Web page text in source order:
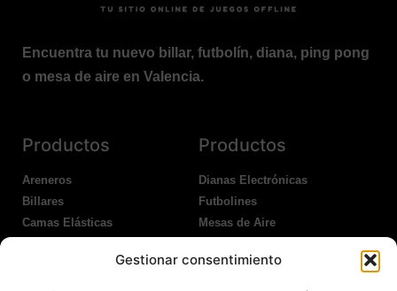
Gestionar consentimiento
Encuentra tu nuevo billar, futbolín, diana, ping pong
o mesa de aire en Valencia.
Productos
Areneros
Billares
Camas Elásticas
Productos
Dianas Electrónicas
Futbolines
Mesas de Aire
Ping Pong Exterior